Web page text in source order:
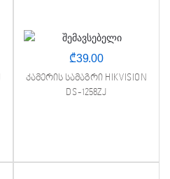
₾39.00
კამერის სამაგრი HIKVISION
DS-1258ZJ